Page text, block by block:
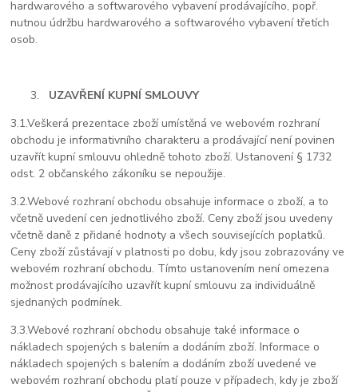
hardwarového a softwarového vybavení prodávajícího, popř.
nutnou údržbu hardwarového a softwarového vybavení třetích
osob.
UZAVŘENÍ KUPNÍ SMLOUVY
3.1.Veškerá prezentace zboží umístěná ve webovém rozhraní
obchodu je informativního charakteru a prodávající není povinen
uzavřít kupní smlouvu ohledně tohoto zboží. Ustanovení § 1732
odst. 2 občanského zákoníku se nepoužije.
3.2.Webové rozhraní obchodu obsahuje informace o zboží, a to
včetně uvedení cen jednotlivého zboží. Ceny zboží jsou uvedeny
včetně daně z přidané hodnoty a všech souvisejících poplatků.
Ceny zboží zůstávají v platnosti po dobu, kdy jsou zobrazovány ve
webovém rozhraní obchodu. Tímto ustanovením není omezena
možnost prodávajícího uzavřít kupní smlouvu za individuálně
sjednaných podmínek.
3.3.Webové rozhraní obchodu obsahuje také informace o
nákladech spojených s balením a dodáním zboží. Informace o
nákladech spojených s balením a dodáním zboží uvedené ve
webovém rozhraní obchodu platí pouze v případech, kdy je zboží